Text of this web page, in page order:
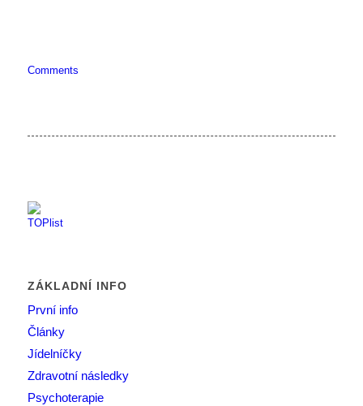
Comments
ZÁKLADNÍ INFO
První info
Články
Jídelníčky
Zdravotní následky
Psychoterapie